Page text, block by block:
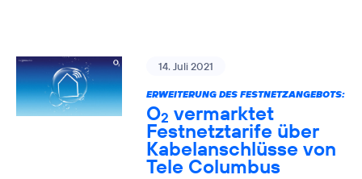
14. Juli 2021
ERWEITERUNG DES FESTNETZANGEBOTS:
O2 vermarktet
Festnetztarife über
Kabelanschlüsse von
Tele Columbus